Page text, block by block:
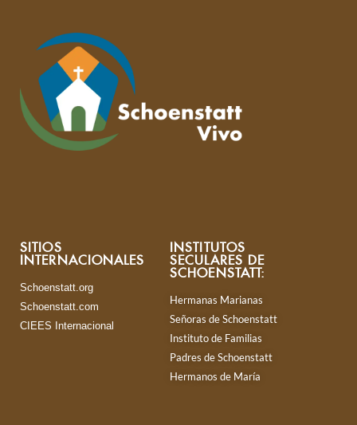
SITIOS
INTERNACIONALES
Schoenstatt.org
Schoenstatt.com
CIEES Internacional
INSTITUTOS
SECULARES DE
SCHOENSTATT:
Hermanas Marianas
Señoras de Schoenstatt
Instituto de Familias
Padres de Schoenstatt
Hermanos de María